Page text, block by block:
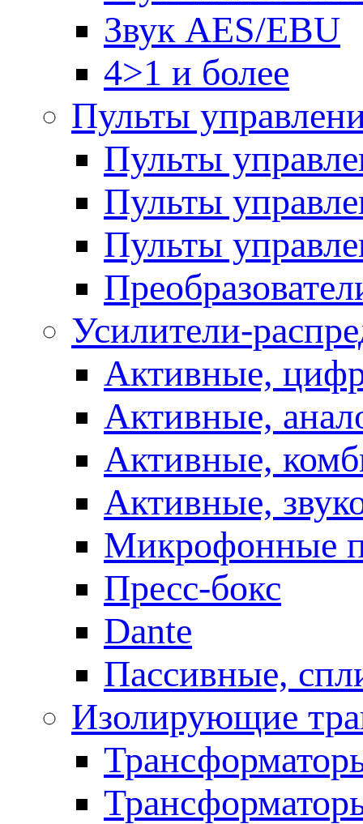
Звук AES/EBU
4>1 и более
Пульты
Пульты
Пульты
Пульты
Усилители-
Активные,
Активные,
Активные,
Активные,
Микрофонные
Пресс-бокс
Dante
Пассивные,
Изолирующие